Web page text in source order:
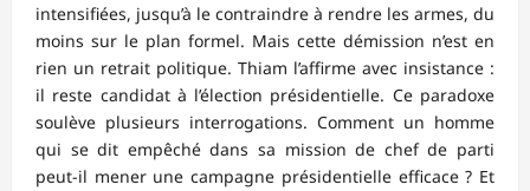
intensifiées, jusqu’à le contraindre à rendre les armes, du
moins sur le plan formel. Mais cette démission n’est en
rien un retrait politique. Thiam l’affirme avec insistance :
il reste candidat à l’élection présidentielle. Ce paradoxe
soulève plusieurs interrogations. Comment un homme
qui se dit empêché dans sa mission de chef de parti
peut-il mener une campagne présidentielle efficace ? Et